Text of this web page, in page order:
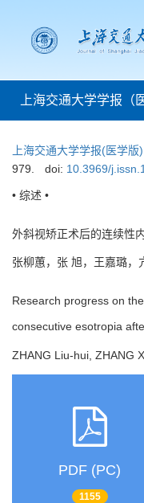
上海交通大学学报（
上海交通大学学报(医学版)
979.
doi: 10.3969/
• 综述 •
外斜视矫正术后的连续性
张柳蕙，张 旭，王嘉璐
Research progress on
consecutive esotropia
ZHANG Liu-hui, ZHANG
PDF (PC)
1155